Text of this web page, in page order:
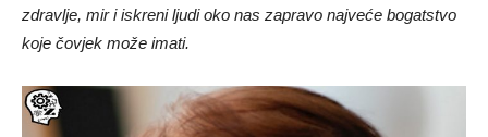
zdravlje, mir i iskreni ljudi oko nas zapravo najveće bogatstvo
koje čovjek može imati.